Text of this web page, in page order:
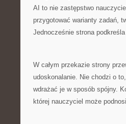
AI to nie zastępstwo
przygotować warianty zadań,
Jednocześnie strona
W całym przekazie strony
udoskonalanie. Nie chodzi o
wdrażać je w sposób spójny.
której nauczyciel może